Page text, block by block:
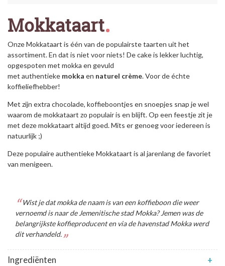
Mokkataart
Onze Mokkataart is één van de populairste taarten uit het
assortiment. En dat is niet voor niets! De cake is lekker luchtig,
opgespoten met mokka en gevuld
met authentieke mokka en naturel crème. Voor de échte
koffieliefhebber!
Met zijn extra chocolade, koffieboontjes en snoepjes snap je wel
waarom de mokkataart zo populair is en blijft. Op een feestje zit je
met deze mokkataart altijd goed. Mits er genoeg voor iedereen is
natuurlijk ;)
Deze populaire authentieke Mokkataart is al jarenlang de favoriet
van menigeen.
Ingrediënten
+
Wist je dat mokka de naam is van een koffieboon die weer
vernoemd is naar de Jemenitische stad Mokka? Jemen was de
belangrijkste koffieproducent en via de havenstad Mokka werd
dit verhandeld.